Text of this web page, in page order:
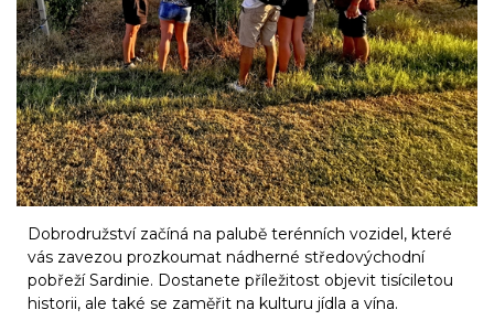
Dobrodružství začíná na palubě terénních vozidel, které
vás zavezou prozkoumat nádherné středovýchodní
pobřeží Sardinie. Dostanete příležitost objevit tisíciletou
historii, ale také se zaměřit na kulturu jídla a vína.